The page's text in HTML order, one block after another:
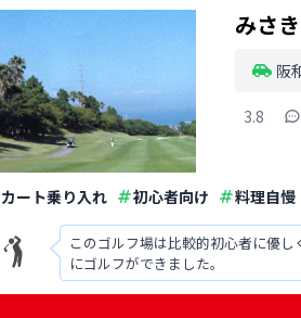
みさ
阪
3.8
カート乗り入れ 初心者向け 料理自慢
このゴルフ場は比較的初心者に優
にゴルフができました。